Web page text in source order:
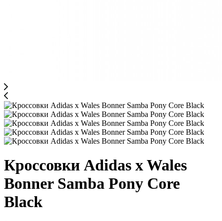
Кроссовки Adidas x Wales
Bonner Samba Pony Core
Black